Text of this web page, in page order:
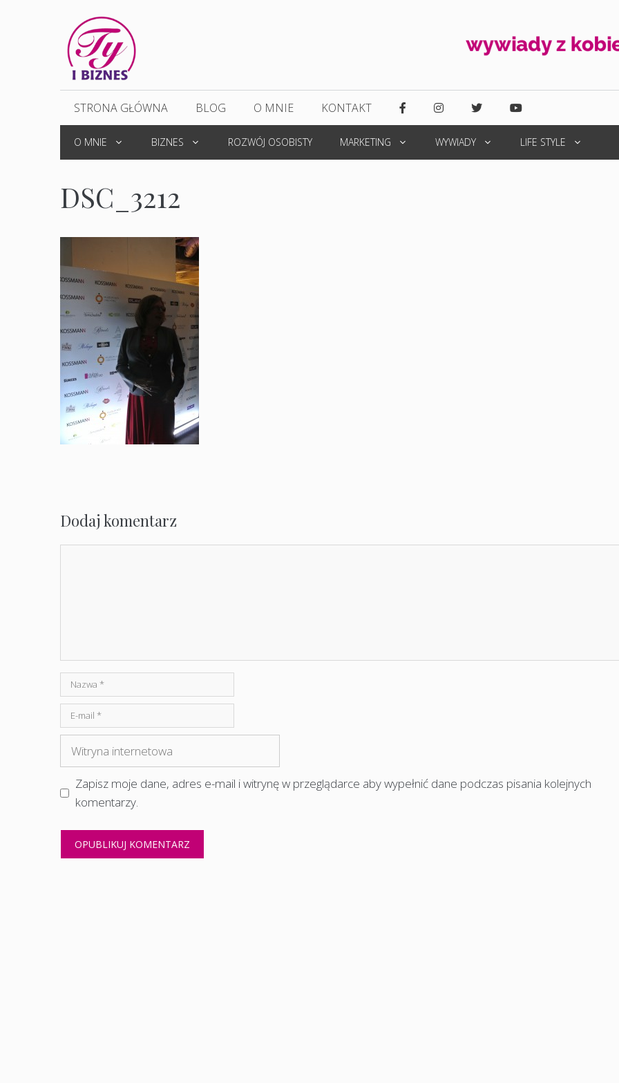
STRONA GŁÓWNA BLOG O MNIE KONTAKT
O MNIE BIZNES ROZWÓJ OSOBISTY MARKETING WYWIADY LIFE STYLE
DSC_3212
Dodaj komentarz
Nazwa
mail
Witryna
internetowa
Zapisz moje dane, adres e-mail i witrynę w przeglądarce aby wypełnić dane podczas pisania kolejnych
komentarzy.